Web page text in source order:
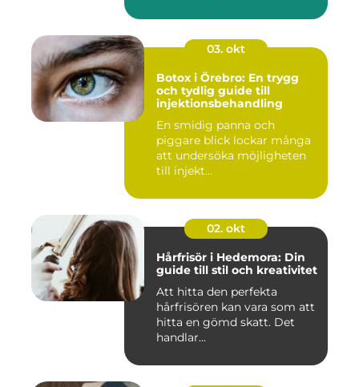
03. okt
Botox i Örebro: En trygg
och tydlig guide till
injektionsbehandling
En smidig panna och
piggare blick lockar många
att undersöka möjligheten
till injekt...
02. okt
Hårfrisör i Hedemora: Din
guide till stil och kreativitet
Att hitta den perfekta
hårfrisören kan vara som att
hitta en gömd skatt. Det
handlar...